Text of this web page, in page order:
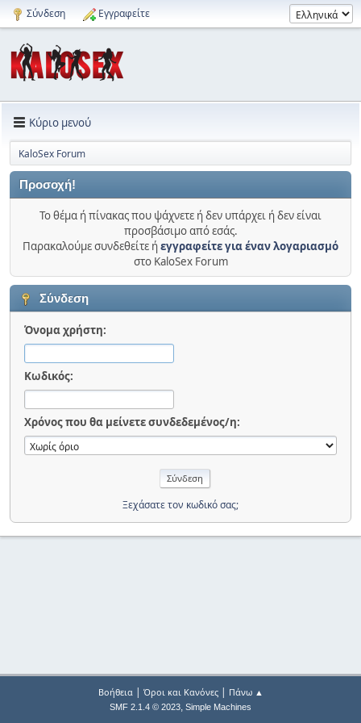
Σύνδεση Εγγραφείτε
Κύριο μενού
KaloSex Forum
Προσοχή!
Το θέμα ή πίνακας που ψάχνετε ή δεν υπάρχει ή δεν είναι
προσβάσιμο από εσάς.
Παρακαλούμε συνδεθείτε ήεγγραφείτε για έναν λογαριασμό
στο KaloSex Forum
Σύνδεση
Όνομα χρήστη:
Κωδικός:
Χρόνος που θα μείνετε συνδεδεμένος/η:
Ξεχάσατε τον κωδικό σας;
Βοήθεια| Όροι και Κανόνες| Πάνω ▲
SMF 2.1.4 © 2023, Simple Machines